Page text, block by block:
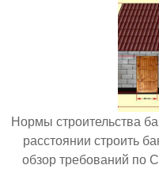
Нормы строительства
расстоянии строить
обзор требований